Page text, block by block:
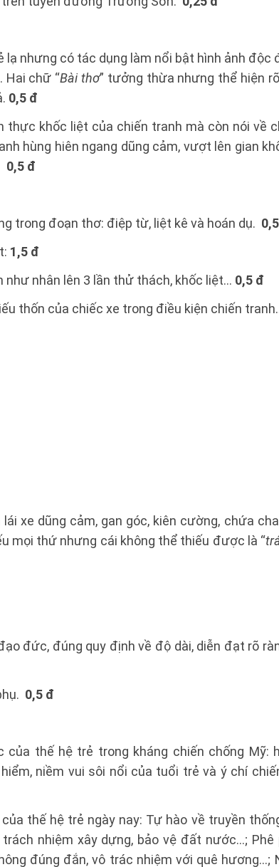
lạ nhưng có tác dụng làm nổi bật hình ảnh độc
Hai chữ “Bài thơ” tưởng thừa nhưng thể hiện
0,5 đ
thực khốc liệt của chiến tranh mà còn nói về
hùng hiên ngang dũng cảm, vượt lên gian
0,5 đ
trong đoạn thơ: điệp từ, liệt kê và hoán dụ.
1,5 đ
như nhân lên 3 lần thử thách, khốc liệt… 0,5 đ
thốn của chiếc xe trong điều kiện chiến
lái xe dũng cảm, gan góc, kiên cường, chứa
mọi thứ nhưng cái không thể thiếu được là “
đức, đúng quy định về độ dài, diễn đạt rõ
0,5 đ
thế hệ trẻ trong kháng chiến chống Mỹ:
niềm vui sôi nổi của tuổi trẻ và ý chí
thế hệ trẻ ngày nay: Tự hào về truyền
nhiệm xây dựng, bảo vệ đất nước…; Phê
đúng đắn, vô trác nhiệm với quê hương…;